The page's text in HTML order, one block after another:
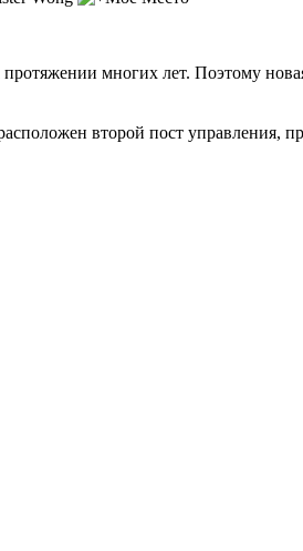
протяжении многих лет. Поэтому
второй пост управления,